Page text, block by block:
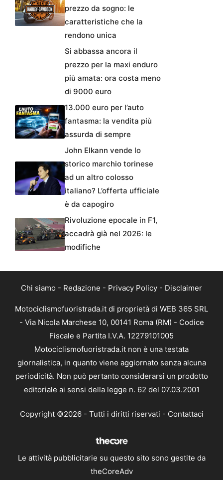
prezzo da sogno: le
caratteristiche che la
rendono unica
Si abbassa ancora il
prezzo per la maxi enduro
più amata: ora costa meno
di 9000 euro
13.000 euro per l’auto
fantasma: la vendita più
assurda di sempre
John Elkann vende lo
storico marchio torinese
ad un altro colosso
italiano? L’offerta ufficiale
è da capogiro
Rivoluzione epocale in F1,
accadrà già nel 2026: le
modifiche
Chi siamo - Redazione - Privacy Policy - Disclaimer
Motociclismofuoristrada.it di proprietà di WEB 365 SRL
- Via Nicola Marchese 10, 00141 Roma (RM) - Codice
Fiscale e Partita I.V.A. 12279101005
Motociclismofuoristrada.it non è una testata
giornalistica, in quanto viene aggiornato senza alcuna
periodicità. Non può pertanto considerarsi un prodotto
editoriale ai sensi della legge n. 62 del 07.03.2001
Copyright ©2026 - Tutti i diritti riservati - Contattaci
Le attività pubblicitarie su questo sito sono gestite da
theCoreAdv